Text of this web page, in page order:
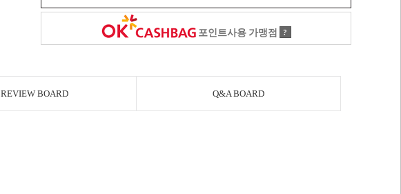
포인트사용 가맹점 ?
REVIEW BOARD Q&A BOARD